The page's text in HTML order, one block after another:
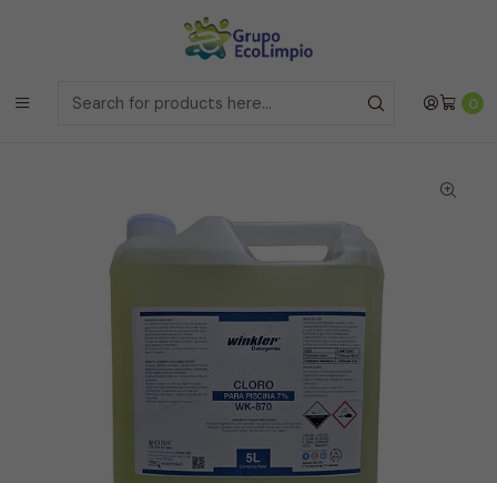
0
Envíos a la Region Metropolitana
compras antes de las 12 del medio día de
Envíos a todo Chilea traves de Bluexpress
Home Línea Industrial Cloro para Piscina al 7% - Winkler